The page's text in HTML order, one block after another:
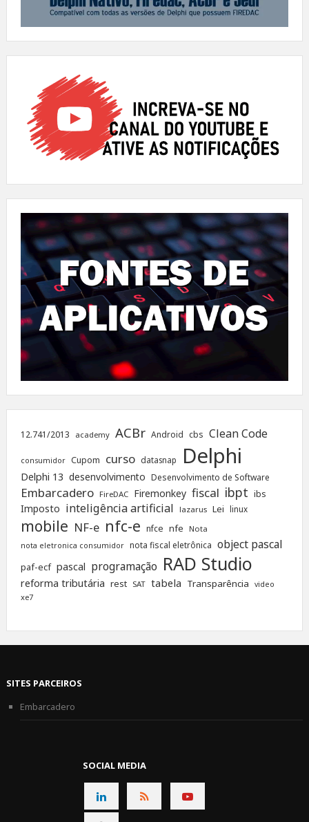
12.741/2013 academy ACBr Android cbs Clean Code
consumidor Cupom curso datasnap Delphi
Delphi 13 desenvolvimento Desenvolvimento de Software
Embarcadero FireDAC Firemonkey fiscal ibpt ibs
Imposto inteligência artificial lazarus Lei linux
mobile NF-e nfc-e nfce nfe Nota
nota eletronica consumidor nota fiscal eletrônica object pascal
paf-ecf pascal programação RAD Studio
reforma tributária rest SAT tabela Transparência video
xe7
SITES PARCEIROS
Embarcadero
SOCIAL MEDIA
CONNECT
ON
CONNECT
ON